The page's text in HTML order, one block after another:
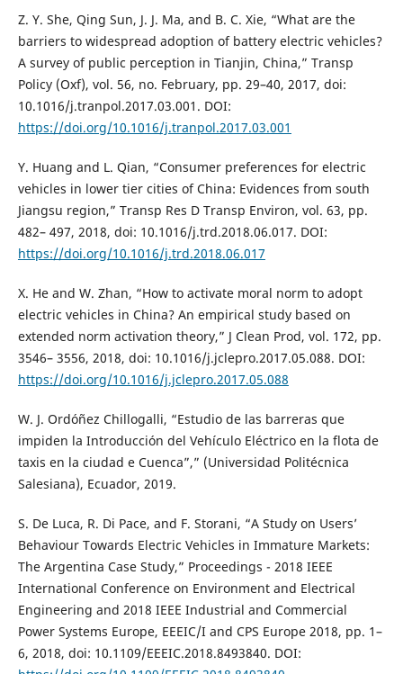
Z. Y. She, Qing Sun, J. J. Ma, and B. C. Xie, “What are the
barriers to widespread adoption of battery electric vehicles?
A survey of public perception in Tianjin, China,” Transp
Policy (Oxf), vol. 56, no. February, pp. 29–40, 2017, doi:
10.1016/j.tranpol.2017.03.001. DOI:
https://doi.org/10.1016/j.tranpol.2017.03.001
Y. Huang and L. Qian, “Consumer preferences for electric
vehicles in lower tier cities of China: Evidences from south
Jiangsu region,” Transp Res D Transp Environ, vol. 63, pp.
482– 497, 2018, doi: 10.1016/j.trd.2018.06.017. DOI:
https://doi.org/10.1016/j.trd.2018.06.017
X. He and W. Zhan, “How to activate moral norm to adopt
electric vehicles in China? An empirical study based on
extended norm activation theory,” J Clean Prod, vol. 172, pp.
3546– 3556, 2018, doi: 10.1016/j.jclepro.2017.05.088. DOI:
https://doi.org/10.1016/j.jclepro.2017.05.088
W. J. Ordóñez Chillogalli, “Estudio de las barreras que
impiden la Introducción del Vehículo Eléctrico en la flota de
taxis en la ciudad e Cuenca”,” (Universidad Politécnica
Salesiana), Ecuador, 2019.
S. De Luca, R. Di Pace, and F. Storani, “A Study on Users’
Behaviour Towards Electric Vehicles in Immature Markets:
The Argentina Case Study,” Proceedings - 2018 IEEE
International Conference on Environment and Electrical
Engineering and 2018 IEEE Industrial and Commercial
Power Systems Europe, EEEIC/I and CPS Europe 2018, pp. 1–
6, 2018, doi: 10.1109/EEEIC.2018.8493840. DOI: